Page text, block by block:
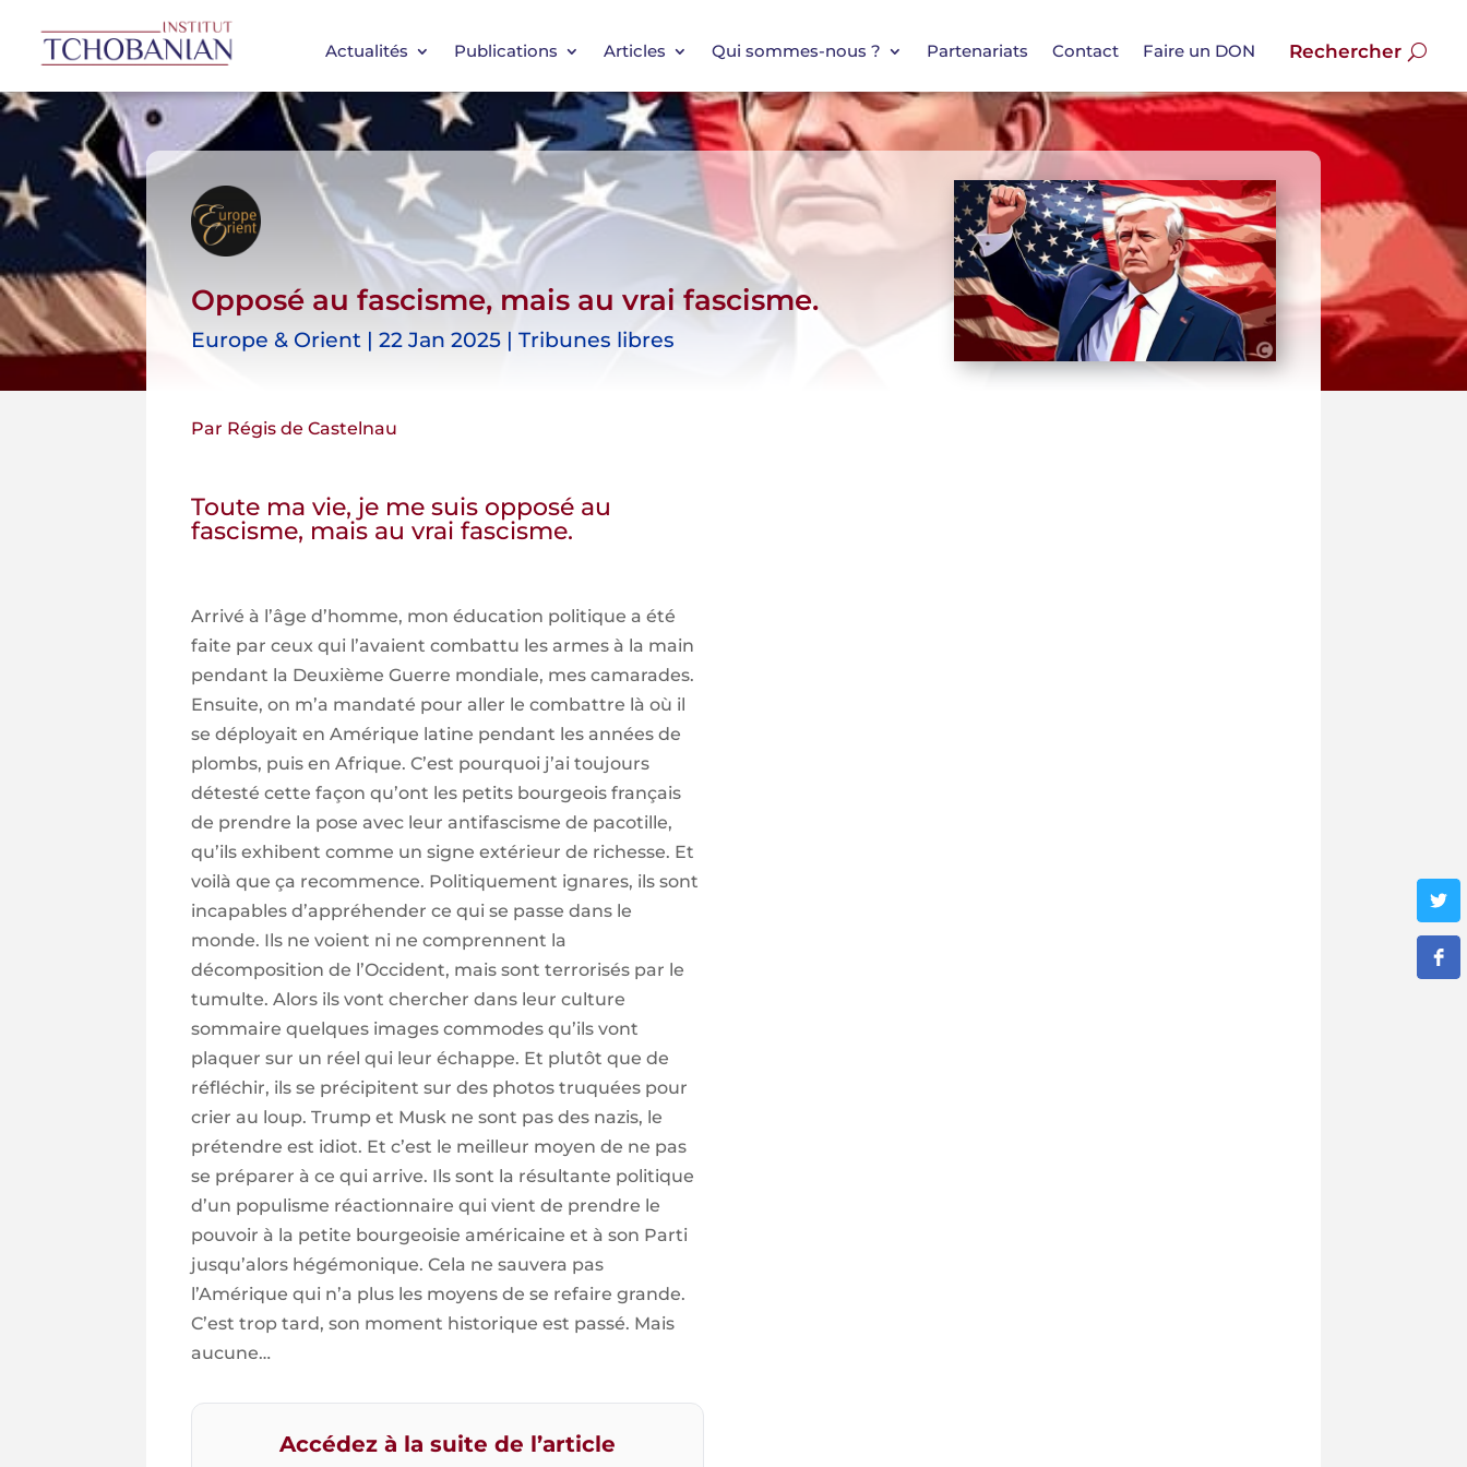
Actualités Publications Articles Qui sommes-nous ? Partenariats Contact Faire un DON
Opposé au fascisme, mais au vrai fascisme.
Europe & Orient | 22 Jan 2025 | Tribunes libres
Par Régis de Castelnau
Toute ma vie, je me suis opposé au
fascisme, mais au vrai fascisme.
Arrivé à l’âge d’homme, mon éducation politique a été
faite par ceux qui l’avaient combattu les armes à la main
pendant la Deuxième Guerre mondiale, mes camarades.
Ensuite, on m’a mandaté pour aller le combattre là où il
se déployait en Amérique latine pendant les années de
plombs, puis en Afrique. C’est pourquoi j’ai toujours
détesté cette façon qu’ont les petits bourgeois français
de prendre la pose avec leur antifascisme de pacotille,
qu’ils exhibent comme un signe extérieur de richesse. Et
voilà que ça recommence. Politiquement ignares, ils sont
incapables d’appréhender ce qui se passe dans le
monde. Ils ne voient ni ne comprennent la
décomposition de l’Occident, mais sont terrorisés par le
tumulte. Alors ils vont chercher dans leur culture
sommaire quelques images commodes qu’ils vont
plaquer sur un réel qui leur échappe. Et plutôt que de
réfléchir, ils se précipitent sur des photos truquées pour
crier au loup. Trump et Musk ne sont pas des nazis, le
prétendre est idiot. Et c’est le meilleur moyen de ne pas
se préparer à ce qui arrive. Ils sont la résultante politique
d’un populisme réactionnaire qui vient de prendre le
pouvoir à la petite bourgeoisie américaine et à son Parti
jusqu’alors hégémonique. Cela ne sauvera pas
l’Amérique qui n’a plus les moyens de se refaire grande.
C’est trop tard, son moment historique est passé. Mais
aucune…
Accédez à la suite de l’article